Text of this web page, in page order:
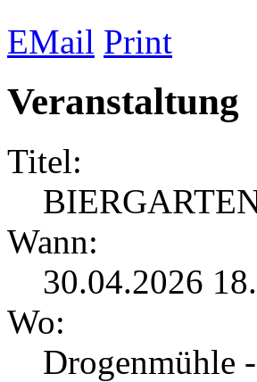
EMail Print
Veranstaltung
Titel:
Wann:
30.04.2026
Wo:
Drogenmühle